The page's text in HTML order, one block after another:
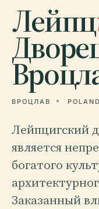
Лейпц
ВРОЦЛАВ POLAND
Лейпцигский
является
богатого
Заказанный